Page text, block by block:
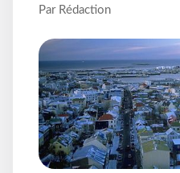
Par Rédaction